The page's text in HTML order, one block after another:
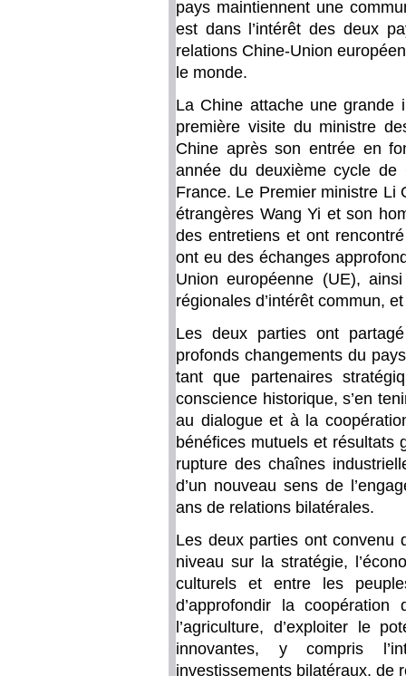
pays maintiennent une
est dans l’intérêt des deux
relations Chine-Union
le monde.
La Chine attache une grande
première visite du ministre
Chine après son entrée en
année du deuxième cycle
France. Le Premier ministre Li
étrangères Wang Yi et son
des entretiens et ont
ont eu des échanges
Union européenne (UE),
régionales d’intérêt commun,
Les deux parties ont
profonds changements du
tant que partenaires
conscience historique, s’en
au dialogue et à la
bénéfices mutuels et résultats
rupture des chaînes
d’un nouveau sens de
ans de relations bilatérales.
Les deux parties ont convenu
niveau sur la stratégie,
culturels et entre les
d’approfondir la
l’agriculture, d’exploiter le
innovantes, y compris
investissements bilatéraux, de